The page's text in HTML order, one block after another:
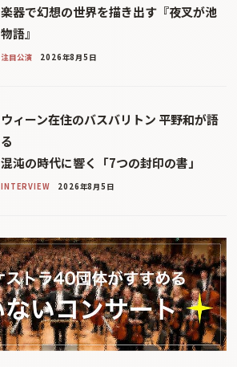
楽器で幻想の世界を描き出す『夜叉が池
物語』
注目公演 2026年8月5日
ウィーン在住のバスバリトン 平野和が語
る
混沌の時代に響く「7つの封印の書」
INTERVIEW 2026年8月5日